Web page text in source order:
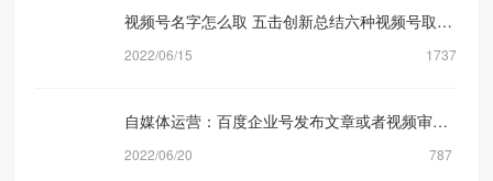
视频号名字怎么取 五击创新总结六种视频号取名方式
2022/06/15 1737
自媒体运营：百度企业号发布文章或者视频审核规则机制是什么？【五击创新】
2022/06/20 787